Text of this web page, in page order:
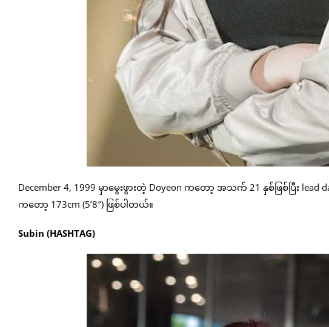
December 4, 1999 မှာမွေးဖွားတဲ့ Doyeon ကတော့ အသက် 21 နှစ်ဖြစ်ပြီး
ကတော့ 173cm (5’8″) ဖြစ်ပါတယ်။
Subin (HASHTAG)